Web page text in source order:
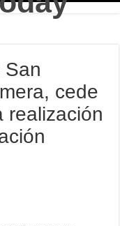
San
cede
realización